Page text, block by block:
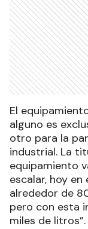
El
alguno es
otro para la
industrial. La
equipamiento
escalar, hoy
alrededor de
pero con esta
miles de litros”.